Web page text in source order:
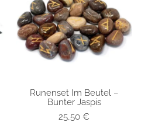
SCHNELLANSICHT
Runenset Im Beutel –
Bunter Jaspis
25,50 €